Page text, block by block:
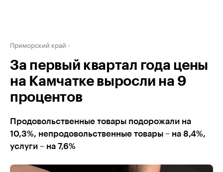
Приморский край
За первый квартал года цены
на Камчатке выросли на 9
процентов
Продовольственные товары подорожали на
10,3%, непродовольственные товары – на 8,4%,
услуги – на 7,6%